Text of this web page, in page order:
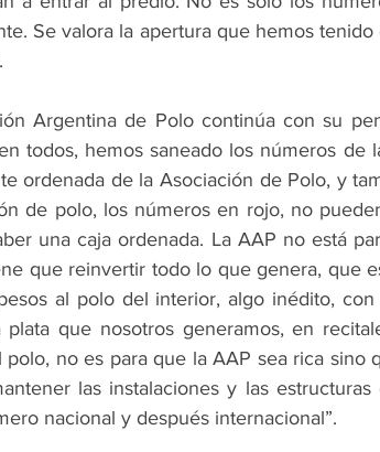
Se valora la apertura que hemos
Argentina de Polo continúa con su
todos, hemos saneado los números de
ordenada de la Asociación de Polo, y
de polo, los números en rojo, no
una caja ordenada. La AAP no está
que reinvertir todo lo que genera, que
al polo del interior, algo inédito,
que nosotros generamos, en
no es para que la AAP sea rica sino
las instalaciones y las
nacional y después internacional”.